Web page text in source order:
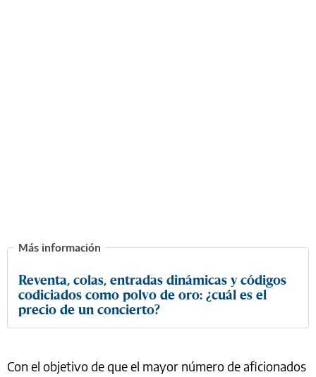
Reventa, colas, entradas dinámicas y códigos
codiciados como polvo de oro: ¿cuál es el
precio de un concierto?
Con el objetivo de que el mayor número de aficionados